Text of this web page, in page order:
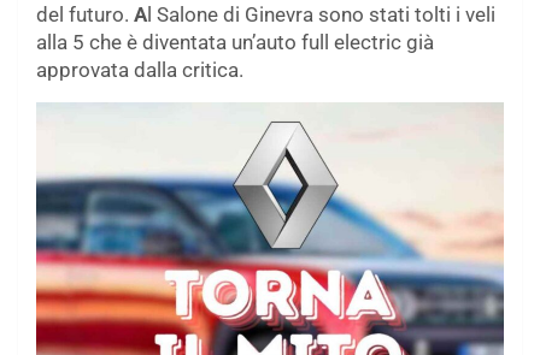
del futuro. Al Salone di Ginevra sono stati tolti i veli
alla 5 che è diventata un’auto full electric già
approvata dalla critica.